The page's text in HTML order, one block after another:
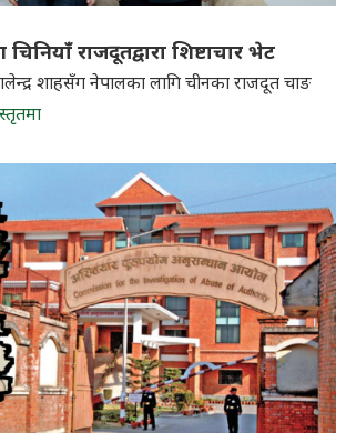
चिनियाँ राजदूतद्वारा शिष्टाचार भेट
वालेन्द्र शाहसँग नेपालका लागि चीनका राजदूत चाङ